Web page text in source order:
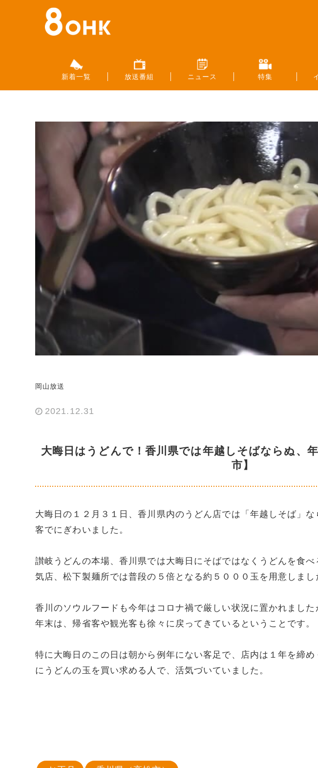
新着一覧 放送番組 ニュース 特集
岡山放送
2021.12.31
大晦日はうどんで！香川県では年越しそばならぬ、
市】
大晦日の１２月３１日、香川県内のうどん店では「年越しそば」
客でにぎわいました。
讃岐うどんの本場、香川県では大晦日にそばではなくうどんを食
気店、松下製麺所では普段の５倍となる約５０００玉を用意しまし
香川のソウルフードも今年はコロナ禍で厳しい状況に置かれまし
年末は、帰省客や観光客も徐々に戻ってきているということです。
特に大晦日のこの日は朝から例年にない客足で、店内は１年を締
にうどんの玉を買い求める人で、活気づいていました。